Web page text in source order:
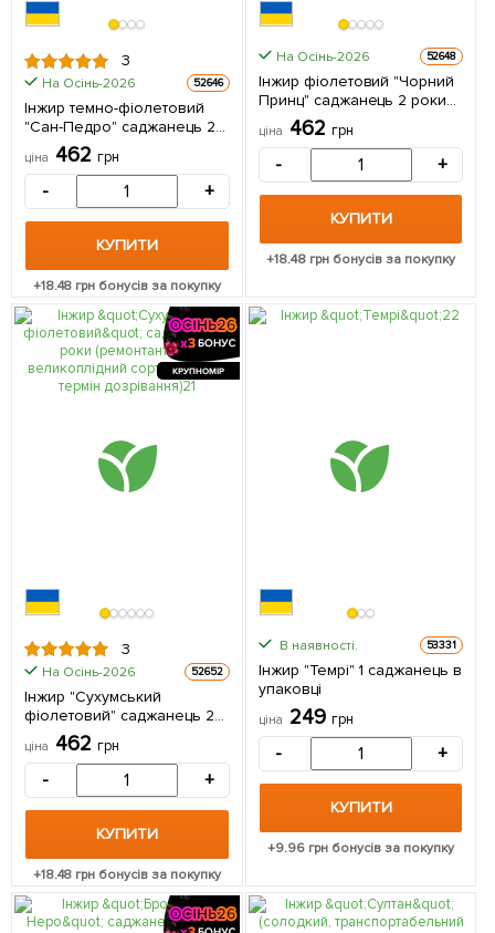
3
На Осінь-2026 52646
Інжир темно-фіолетовий
"Сан-Педро" саджанець 2
роки (ремонтантний,
великоплідний сорт,
середній термін
дозрівання) 1 саджанець в
упаковці
ціна 462 грн
- +
КУПИТИ
+18.48 грн бонусів за покупку
На Осінь-2026 52648
Інжир фіолетовий "Чорний
Принц" саджанець 2 роки
(ремонтантний,
великоплідний сорт,
середній термін
дозрівання) 1 саджанець в
упаковці
ціна 462 грн
- +
КУПИТИ
+18.48 грн бонусів за покупку
КРУПНОМІР
3
На Осінь-2026 52652
Інжир "Сухумський
фіолетовий" саджанець 2
роки (ремонтантний,
великоплідний сорт,
середній термін
дозрівання) 1 саджанець в
упаковці
ціна 462 грн
- +
КУПИТИ
+18.48 грн бонусів за покупку
В наявності. 53331
Інжир "Темрі" 1 саджанець в
упаковці
ціна 249 грн
- +
КУПИТИ
+9.96 грн бонусів за покупку